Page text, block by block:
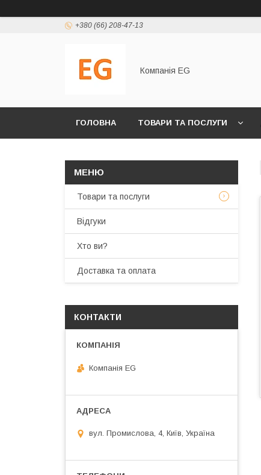
+380 (66) 208-47-13
Компанія EG
ГОЛОВНА ТОВАРИ ТА ПОСЛУГИ
Товари та послуги
Відгуки
Хто ви?
Доставка та оплата
КОНТАКТИ
Компанія EG
вул. Промислова, 4, Київ, Україна